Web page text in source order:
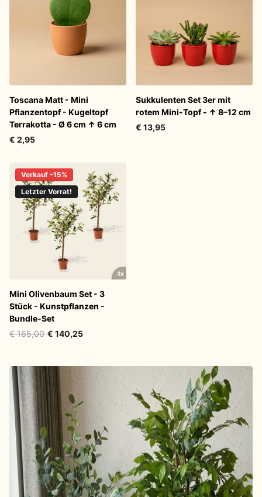
Toscana Matt - Mini
Pflanzentopf - Kugeltopf
Terrakotta - Ø 6 cm ↑ 6 cm
€ 2,95
Sukkulenten Set 3er mit
rotem Mini-Topf - ↑ 8–12 cm
€ 13,95
Verkauf -15%
Letzter Vorrat!
Mini Olivenbaum Set - 3
Stück - Kunstpflanzen -
Bundle-Set
€ 165,00 € 140,25